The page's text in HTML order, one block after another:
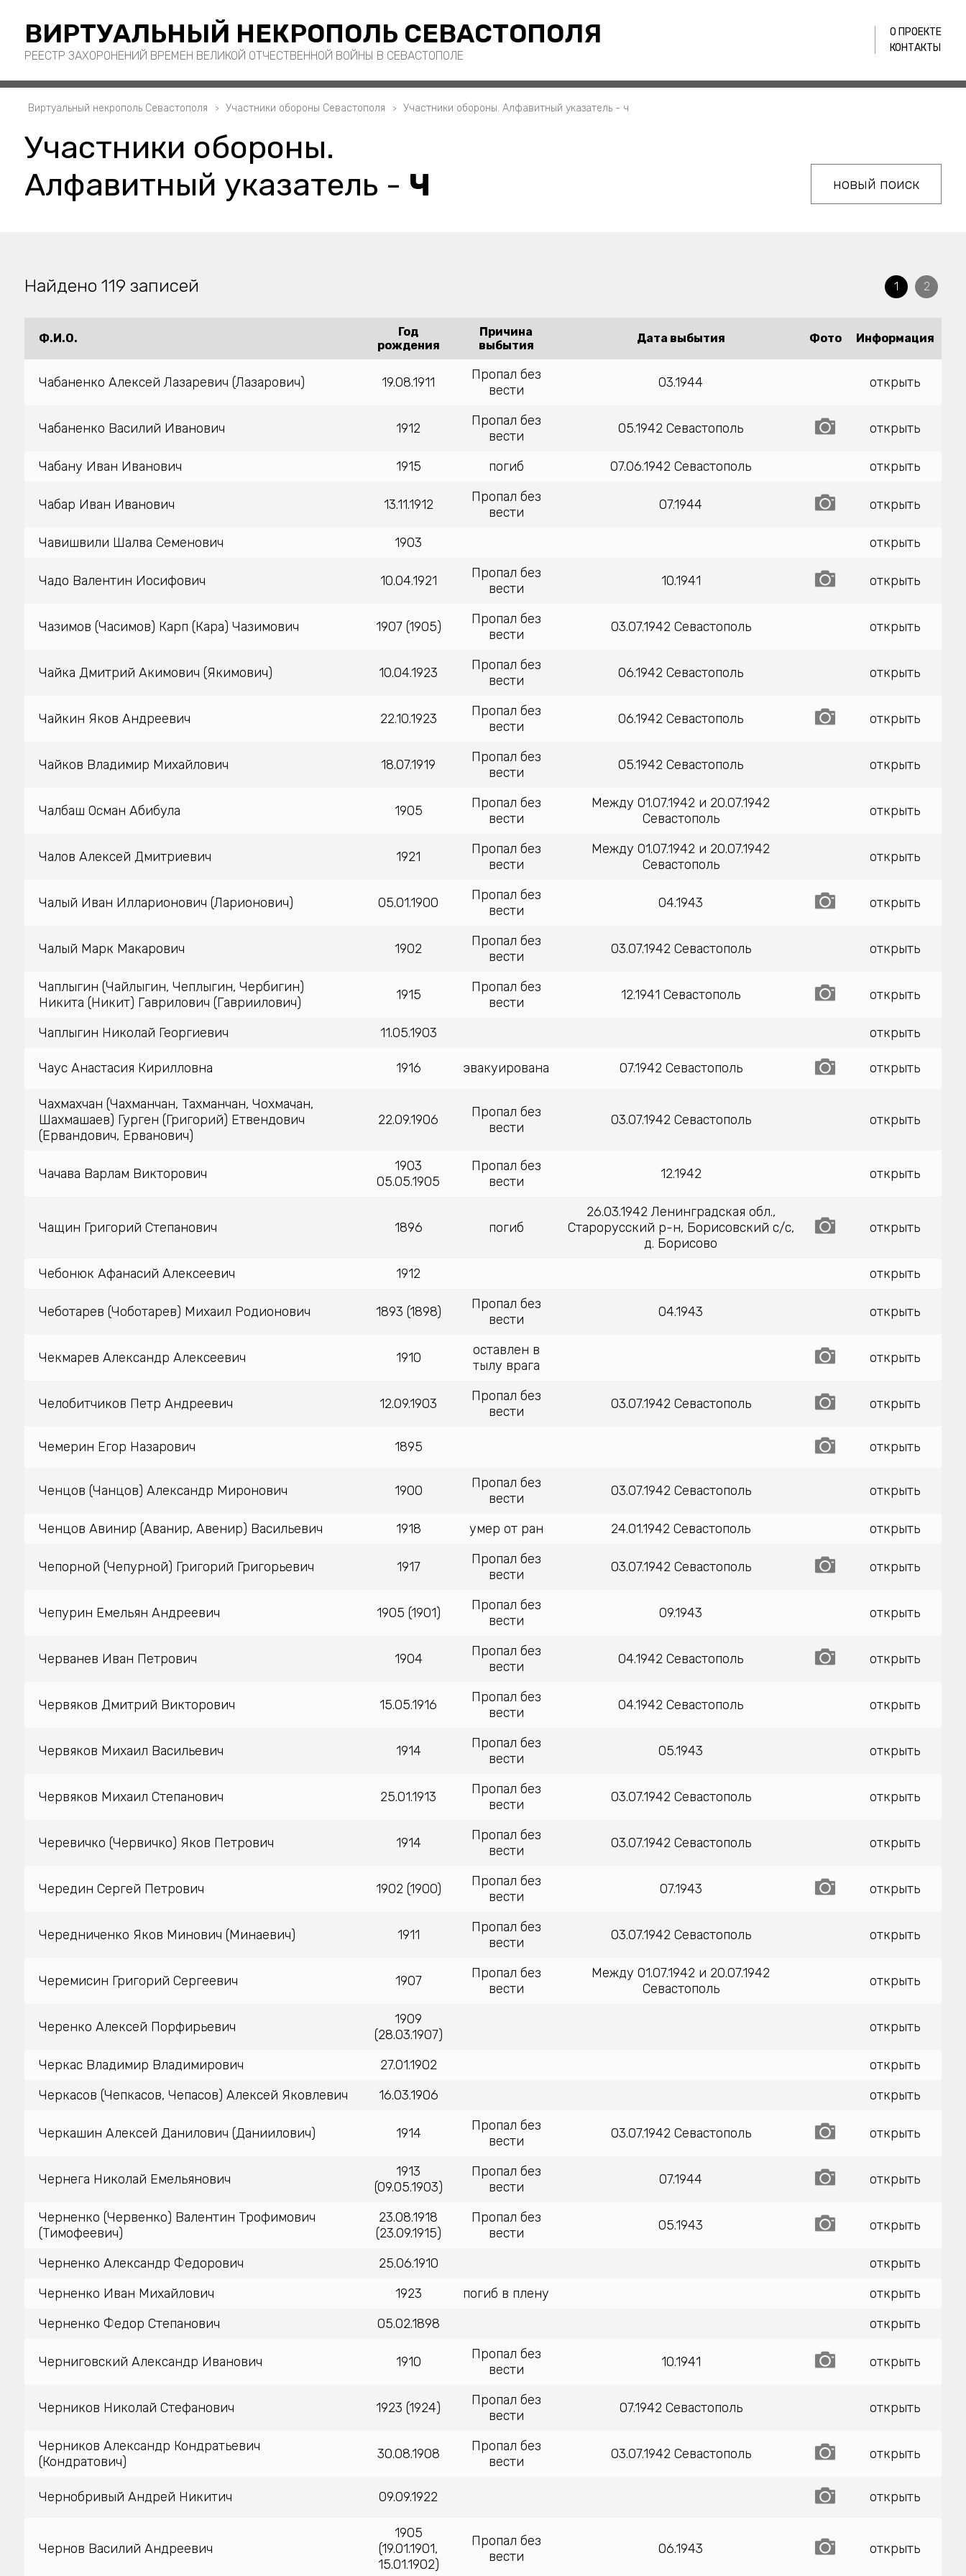
ВИРТУАЛЬНЫЙ НЕКРОПОЛЬ СЕВАСТОПОЛЯ
РЕЕСТР ЗАХОРОНЕНИЙ ВРЕМЕН ВЕЛИКОЙ ОТЧЕСТВЕННОЙ ВОЙНЫ В СЕВАСТОПОЛЕ
О ПРОЕКТЕ
КОНТАКТЫ
Виртуальный некрополь Севастополя Участники обороны Севастополя Участники обороны. Алфавитный указатель - ч
Участники обороны.
Алфавитный указатель - Ч новый поиск
Найдено 119 записей 1 2
Ф.И.О.
Год
рождения
Причина
выбытия
Дата выбытия Фото Информация
Чабаненко Алексей Лазаревич (Лазарович) 19.08.1911
Пропал без
вести
03.1944 открыть
Чабаненко Василий Иванович 1912
Пропал без
вести
05.1942 Севастополь открыть
Чабану Иван Иванович 1915 погиб 07.06.1942 Севастополь открыть
Чабар Иван Иванович 13.11.1912
Пропал без
вести
07.1944 открыть
Чавишвили Шалва Семенович 1903 открыть
Чадо Валентин Иосифович 10.04.1921
Пропал без
вести
10.1941 открыть
Чазимов (Часимов) Карп (Кара) Чазимович 1907 (1905)
Пропал без
вести
03.07.1942 Севастополь открыть
Чайка Дмитрий Акимович (Якимович) 10.04.1923
Пропал без
вести
06.1942 Севастополь открыть
Чайкин Яков Андреевич 22.10.1923
Пропал без
вести
06.1942 Севастополь открыть
Чайков Владимир Михайлович 18.07.1919
Пропал без
вести
05.1942 Севастополь открыть
Чалбаш Осман Абибула 1905
Пропал без
вести
Между 01.07.1942 и 20.07.1942
Севастополь
открыть
Чалов Алексей Дмитриевич 1921
Пропал без
вести
Между 01.07.1942 и 20.07.1942
Севастополь
открыть
Чалый Иван Илларионович (Ларионович) 05.01.1900
Пропал без
вести
04.1943 открыть
Чалый Марк Макарович 1902
Пропал без
вести
03.07.1942 Севастополь открыть
Чаплыгин (Чайлыгин, Чеплыгин, Чербигин)
Никита (Никит) Гаврилович (Гавриилович)
1915
Пропал без
вести
12.1941 Севастополь открыть
Чаплыгин Николай Георгиевич 11.05.1903 открыть
Чаус Анастасия Кирилловна 1916 эвакуирована 07.1942 Севастополь открыть
Чахмахчан (Чахманчан, Тахманчан, Чохмачан,
Шахмашаев) Гурген (Григорий) Етвендович
(Ервандович, Ерванович)
22.09.1906
Пропал без
вести
03.07.1942 Севастополь открыть
Чачава Варлам Викторович
1903
05.05.1905
Пропал без
вести
12.1942 открыть
Чащин Григорий Степанович 1896 погиб
26.03.1942 Ленинградская обл.,
Старорусский р-н, Борисовский с/с,
д. Борисово
открыть
Чебонюк Афанасий Алексеевич 1912 открыть
Чеботарев (Чоботарев) Михаил Родионович 1893 (1898)
Пропал без
вести
04.1943 открыть
Чекмарев Александр Алексеевич 1910
оставлен в
тылу врага
открыть
Челобитчиков Петр Андреевич 12.09.1903
Пропал без
вести
03.07.1942 Севастополь открыть
Чемерин Егор Назарович 1895 открыть
Ченцов (Чанцов) Александр Миронович 1900
Пропал без
вести
03.07.1942 Севастополь открыть
Ченцов Авинир (Аванир, Авенир) Васильевич 1918 умер от ран 24.01.1942 Севастополь открыть
Чепорной (Чепурной) Григорий Григорьевич 1917
Пропал без
вести
03.07.1942 Севастополь открыть
Чепурин Емельян Андреевич 1905 (1901)
Пропал без
вести
09.1943 открыть
Черванев Иван Петрович 1904
Пропал без
вести
04.1942 Севастополь открыть
Червяков Дмитрий Викторович 15.05.1916
Пропал без
вести
04.1942 Севастополь открыть
Червяков Михаил Васильевич 1914
Пропал без
вести
05.1943 открыть
Червяков Михаил Степанович 25.01.1913
Пропал без
вести
03.07.1942 Севастополь открыть
Черевичко (Червичко) Яков Петрович 1914
Пропал без
вести
03.07.1942 Севастополь открыть
Чередин Сергей Петрович 1902 (1900)
Пропал без
вести
07.1943 открыть
Чередниченко Яков Минович (Минаевич) 1911
Пропал без
вести
03.07.1942 Севастополь открыть
Черемисин Григорий Сергеевич 1907
Пропал без
вести
Между 01.07.1942 и 20.07.1942
Севастополь
открыть
Черенко Алексей Порфирьевич
1909
(28.03.1907)
открыть
Черкас Владимир Владимирович 27.01.1902
открыть
Черкасов (Чепкасов, Чепасов) Алексей Яковлевич
16.03.1906 открыть
Черкашин Алексей Данилович (Даниилович) 1914
Пропал без
вести
03.07.1942 Севастополь открыть
Чернега Николай Емельянович
1913
(09.05.1903)
Пропал без
вести
07.1944 открыть
Черненко (Червенко) Валентин Трофимович
(Тимофеевич)
23.08.1918
(23.09.1915)
Пропал без
вести
05.1943 открыть
Черненко Александр Федорович 25.06.1910
открыть
Черненко Иван Михайлович
1923 погиб в плену
открыть
Черненко Федор Степанович
05.02.1898 открыть
Черниговский Александр Иванович 1910
Пропал без
вести
10.1941 открыть
Черников Николай Стефанович 1923 (1924)
Пропал без
вести
07.1942 Севастополь открыть
Черников Александр Кондратьевич
(Кондратович)
30.08.1908
Пропал без
вести
03.07.1942 Севастополь открыть
Чернобривый Андрей Никитич 09.09.1922 открыть
Чернов Василий Андреевич
1905
(19.01.1901,
15.01.1902)
Пропал без
вести
06.1943 открыть